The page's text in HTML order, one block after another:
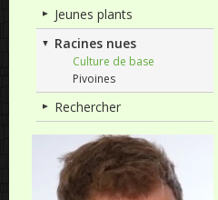
Jeunes plants
Racines nues
Culture de base
Pivoines
Rechercher